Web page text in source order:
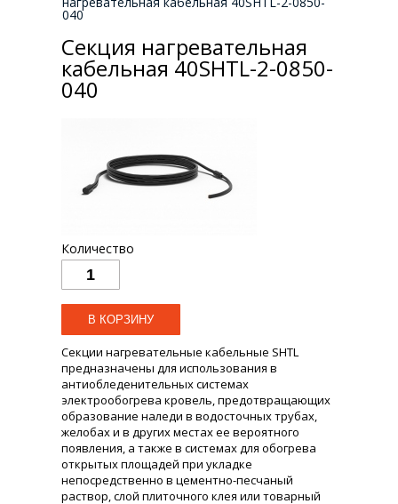
040
Секция нагревательная
кабельная 40SHTL-2-0850-
040
Количество
Секции нагревательные кабельные SHTL
предназначены для использования в
антиобледенительных системах
электрообогрева кровель, предотвращающих
образование наледи в водосточных трубах,
желобах и в других местах ее вероятного
появления, а также в системах для обогрева
открытых площадей при укладке
непосредственно в цементно-песчаный
раствор, слой плиточного клея или товарный